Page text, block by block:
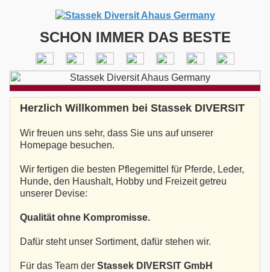
SCHON IMMER DAS BESTE
Herzlich Willkommen bei Stassek DIVERSIT
Wir freuen uns sehr, dass Sie uns auf unserer
Homepage besuchen.
Wir fertigen die besten Pflegemittel für Pferde, Leder,
Hunde, den Haushalt, Hobby und Freizeit getreu
unserer Devise:
Qualität ohne Kompromisse.
Dafür steht unser Sortiment, dafür stehen wir.
Für das Team der Stassek DIVERSIT GmbH